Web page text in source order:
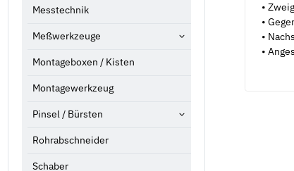
•
•
•
•
Messtechnik
Meßwerkzeuge
Montageboxen / Kisten
Montagewerkzeug
Pinsel / Bürsten
Rohrabschneider
Schaber